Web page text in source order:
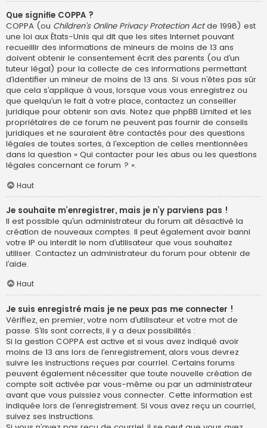
Que signifie COPPA ?
COPPA (ou Children’s Online Privacy Protection Actde 1998) est
une loi aux États-Unis qui dit que les sites Internet pouvant
recueillir des informations de mineurs de moins de 13 ans
doivent obtenir le consentement écrit des parents (ou d’un
tuteur légal) pour la collecte de ces informations permettant
d’identifier un mineur de moins de 13 ans. Si vous n’êtes pas sûr
que cela s’applique à vous, lorsque vous vous enregistrez ou
que quelqu’un le fait à votre place, contactez un conseiller
juridique pour obtenir son avis. Notez que phpBB Limited et les
propriétaires de ce forum ne peuvent pas fournir de conseils
juridiques et ne sauraient être contactés pour des questions
légales de toutes sortes, à l’exception de celles mentionnées
dans la question « Qui contacter pour les abus ou les questions
légales concernant ce forum ? ».
Haut
Je souhaite m’enregistrer, mais je n’y parviens pas !
Il est possible qu’un administrateur du forum ait désactivé la
création de nouveaux comptes. Il peut également avoir banni
votre IP ou interdit le nom d’utilisateur que vous souhaitez
utiliser. Contactez un administrateur du forum pour obtenir de
l’aide.
Haut
Je suis enregistré mais je ne peux pas me connecter !
Vérifiez, en premier, votre nom d’utilisateur et votre mot de
passe. S’ils sont corrects, il y a deux possibilités :
Si la gestion COPPA est active et si vous avez indiqué avoir
moins de 13 ans lors de l’enregistrement, alors vous devrez
suivre les instructions reçues par courriel. Certains forums
peuvent également nécessiter que toute nouvelle création de
compte soit activée par vous-même ou par un administrateur
avant que vous puissiez vous connecter. Cette information est
indiquée lors de l’enregistrement. Si vous avez reçu un courriel,
suivez ses instructions.